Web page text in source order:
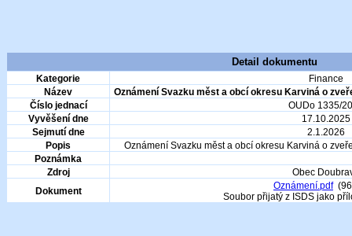
Detail dokumentu
Kategorie
Finance
Název
Oznámení Svazku měst a obcí okresu Karviná o
Číslo jednací
OUDo 1335/
Vyvěšení dne
17.10.2025
Sejmutí dne
2.1.2026
Popis
Oznámení Svazku měst a obcí okresu Karviná o
Poznámka
Zdroj
Obec
Dokument
Oznámení.pdf
Soubor přijatý z ISDS jako